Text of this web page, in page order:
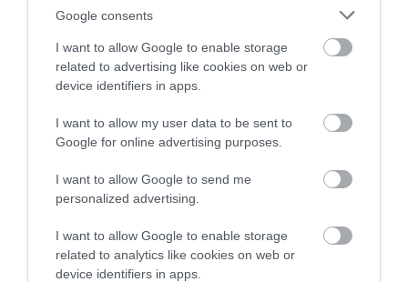
Google consents
I want to allow Google to enable storage
related to advertising like cookies on web or
device identifiers in apps.
I want to allow my user data to be sent to
Google for online advertising purposes.
I want to allow Google to send me
personalized advertising.
I want to allow Google to enable storage
related to analytics like cookies on web or
device identifiers in apps.
évente érkező magyar látogatók száma növekvő
tendenciát mutat, hiszen a Központi Statisztikai